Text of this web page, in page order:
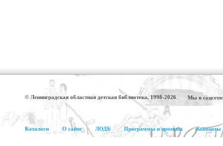
© Ленинградская областная детская библиотека, 1998-2026 Мы в
Каталоги О сайте ЛОДБ Программы и проекты Контакты